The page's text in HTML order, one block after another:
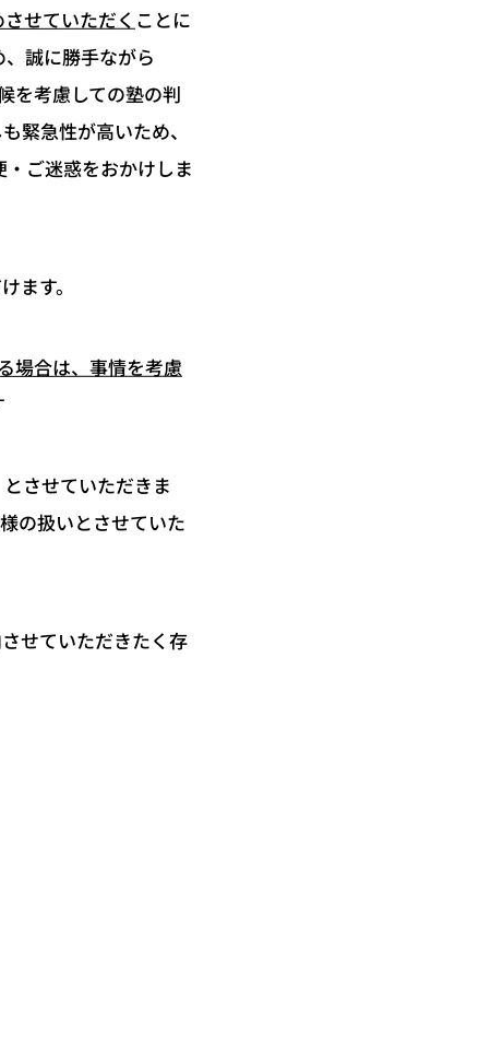
せていただくことに
誠に勝手ながら
を考慮しての塾の判
緊急性が高いため、
ご迷惑をおかけしま
ます。
場合は、事情を考慮
させていただきま
の扱いとさせていた
せていただきたく存